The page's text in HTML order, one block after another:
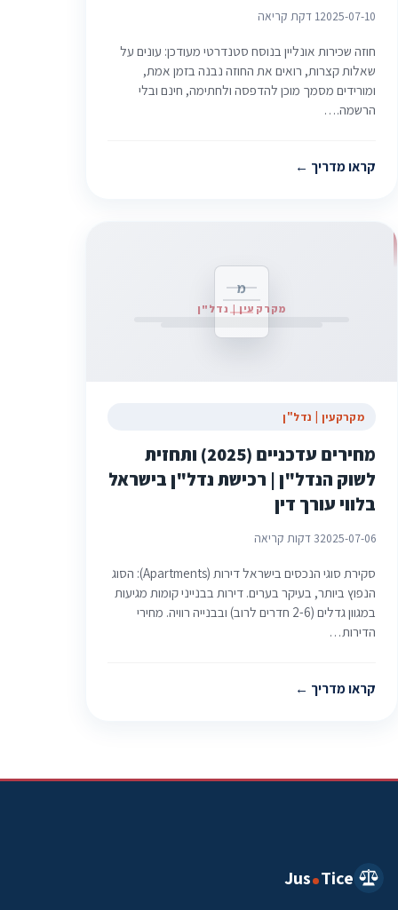
2025-07-101 דקת קריאה
חוזה שכירות אונליין בנוסח סטנדרטי מעודכן: עונים על
שאלות קצרות, רואים את החוזה נבנה בזמן אמת,
ומורידים מסמך מוכן להדפסה ולחתימה, חינם ובלי
הרשמה.…
קראו מדריך
מ
מקרקעין | נדל"ן
מקרקעין | נדל"ן
מחירים עדכניים (2025) ותחזית
לשוק הנדל"ן | רכישת נדל"ן בישראל
בלווי עורך דין
2025-07-063 דקות קריאה
סקירת סוגי הנכסים בישראל דירות (Apartments): הסוג
הנפוץ ביותר, בעיקר בערים. דירות בבנייני קומות מגיעות
במגוון גדלים (2-6 חדרים לרוב) ובבנייה רוויה. מחירי
הדירות…
קראו מדריך
Jus Tice